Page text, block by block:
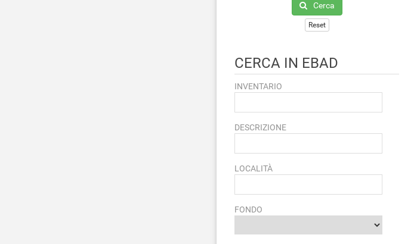
Cerca
Reset
CERCA IN EBAD
INVENTARIO
DESCRIZIONE
LOCALITÀ
FONDO